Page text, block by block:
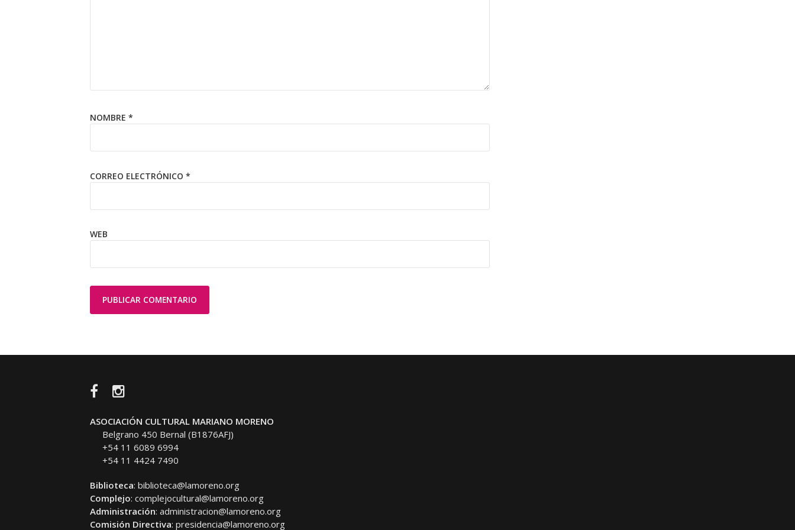
NOMBRE *
CORREO ELECTRÓNICO *
WEB
Facebook
ASOCIACIÓN CULTURAL MARIANO MORENO
Belgrano 450 Bernal (B1876AFJ)
+54 11 6089 6994
+54 11 4424 7490
Biblioteca: biblioteca@lamoreno.org
Complejo: complejocultural@lamoreno.org
Administración: administracion@lamoreno.org
Comisión Directiva: presidencia@lamoreno.org